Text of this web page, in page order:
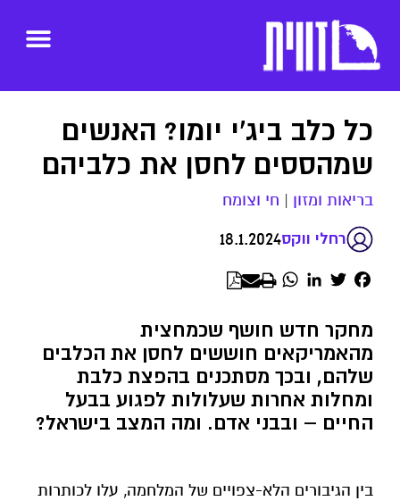
כל כלב ביג'י יומו? האנשים
שמהססים לחסן את כלביהם
בריאות ומזון | חי וצומח
רחלי ווקס18.1.2024
Facebook
Twitter
LinkedIn
WhatsApp
מחקר חדש חושף שכמחצית
מהאמריקאים חוששים לחסן את הכלבים
שלהם, ובכך מסתכנים בהפצת כלבת
ומחלות אחרות שעלולות לפגוע בבעל
החיים – ובבני אדם. ומה המצב בישראל?
בין הגיבורים הלא-צפויים של המלחמה, עלו לכותרות